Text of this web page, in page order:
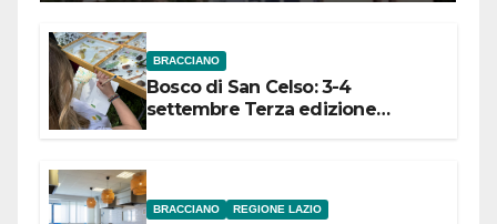
BRACCIANO
Bosco di San Celso: 3-4
settembre Terza edizione
BRACCIANO REGIONE LAZIO